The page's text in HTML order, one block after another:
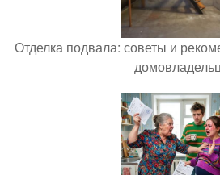
Отделка подвала: советы и